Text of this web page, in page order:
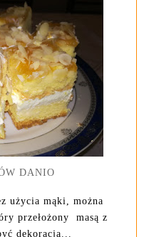
DANIO
użycia mąki, można
przełożony masą z
dekoracją...